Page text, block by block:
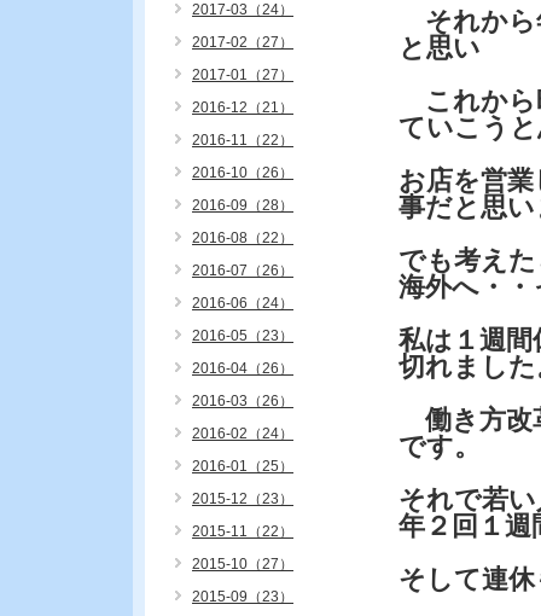
それから
と思い
これから
ていこう
お店を営
事だと思
でも考え
海外へ・
私は１週
切れました
働き方改
です。
それで若
年２回１
そして連
2017-03（24）
2017-02（27）
2017-01（27）
2016-12（21）
2016-11（22）
2016-10（26）
2016-09（28）
2016-08（22）
2016-07（26）
2016-06（24）
2016-05（23）
2016-04（26）
2016-03（26）
2016-02（24）
2016-01（25）
2015-12（23）
2015-11（22）
2015-10（27）
2015-09（23）